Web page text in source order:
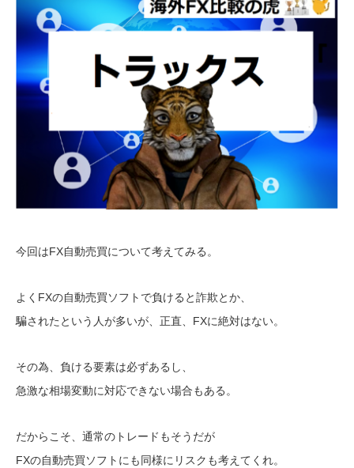
今回はFX自動売買について考えてみる。
よくFXの自動売買ソフトで負けると詐欺とか、
騙されたという人が多いが、正直、FXに絶対はない。
その為、負ける要素は必ずあるし、
急激な相場変動に対応できない場合もある。
だからこそ、通常のトレードもそうだが
FXの自動売買ソフトにも同様にリスクも考えてくれ。